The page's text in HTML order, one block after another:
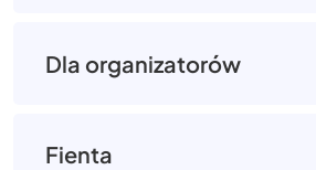
Dla organizatorów
Fienta